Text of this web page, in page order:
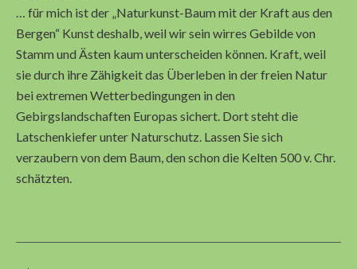
… für mich ist der „Naturkunst-Baum mit der Kraft aus den
Bergen“ Kunst deshalb, weil wir sein wirres Gebilde von
Stamm und Ästen kaum unterscheiden können. Kraft, weil
sie durch ihre Zähigkeit das Überleben in der freien Natur
bei extremen Wetterbedingungen in den
Gebirgslandschaften Europas sichert. Dort steht die
Latschenkiefer unter Naturschutz. Lassen Sie sich
verzaubern von dem Baum, den schon die Kelten 500 v. Chr.
schätzten.